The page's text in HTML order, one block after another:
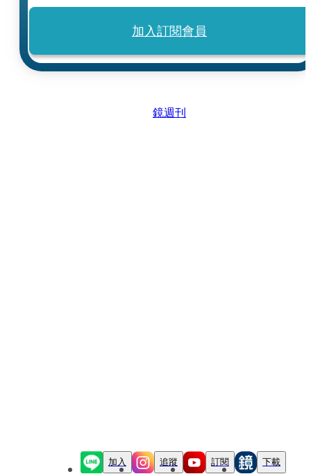
加入訂閱會員
鏡週刊
加入 追蹤 訂閱 下載